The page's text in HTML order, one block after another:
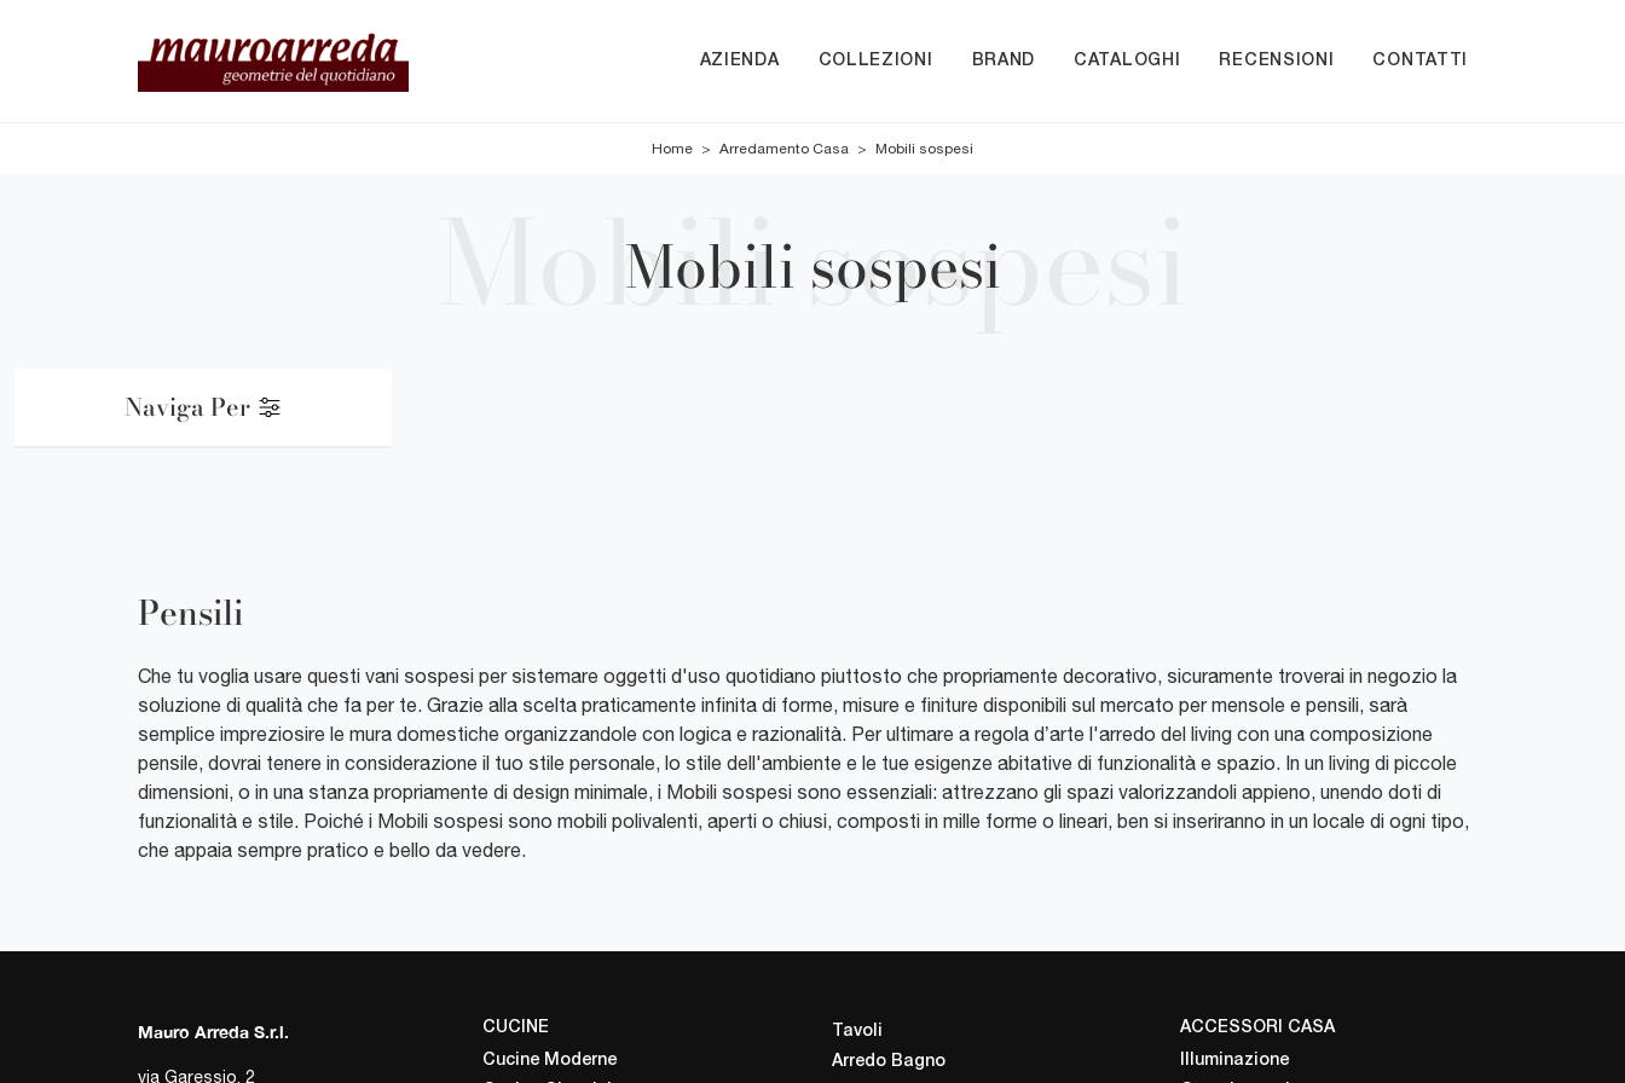
AZIENDA COLLEZIONI BRAND CATALOGHI RECENSIONI CONTATTI
Home > Arredamento Casa > Mobili sospesi
Mobili sospesi
Naviga Per
Pensili
Che tu voglia usare questi vani sospesi per sistemare oggetti d'uso quotidiano piuttosto che propriamente decorativo, sicuramente troverai in negozio la
soluzione di qualità che fa per te. Grazie alla scelta praticamente infinita di forme, misure e finiture disponibili sul mercato per mensole e pensili, sarà
semplice impreziosire le mura domestiche organizzandole con logica e razionalità. Per ultimare a regola d’arte l'arredo del living con una composizione
pensile, dovrai tenere in considerazione il tuo stile personale, lo stile dell'ambiente e le tue esigenze abitative di funzionalità e spazio. In un living di piccole
dimensioni, o in una stanza propriamente di design minimale, i Mobili sospesi sono essenziali: attrezzano gli spazi valorizzandoli appieno, unendo doti di
funzionalità e stile. Poiché i Mobili sospesi sono mobili polivalenti, aperti o chiusi, composti in mille forme o lineari, ben si inseriranno in un locale di ogni tipo,
che appaia sempre pratico e bello da vedere.
Mauro Arreda S.r.l.
via Garessio, 2
CUCINE
Cucine Moderne
Tavoli
Arredo Bagno
ACCESSORI CASA
Illuminazione